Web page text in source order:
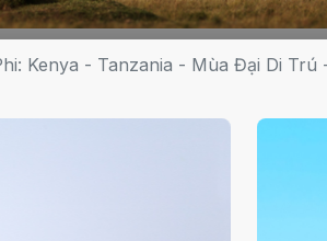
Kenya - Tanzania - Mùa Đại Di